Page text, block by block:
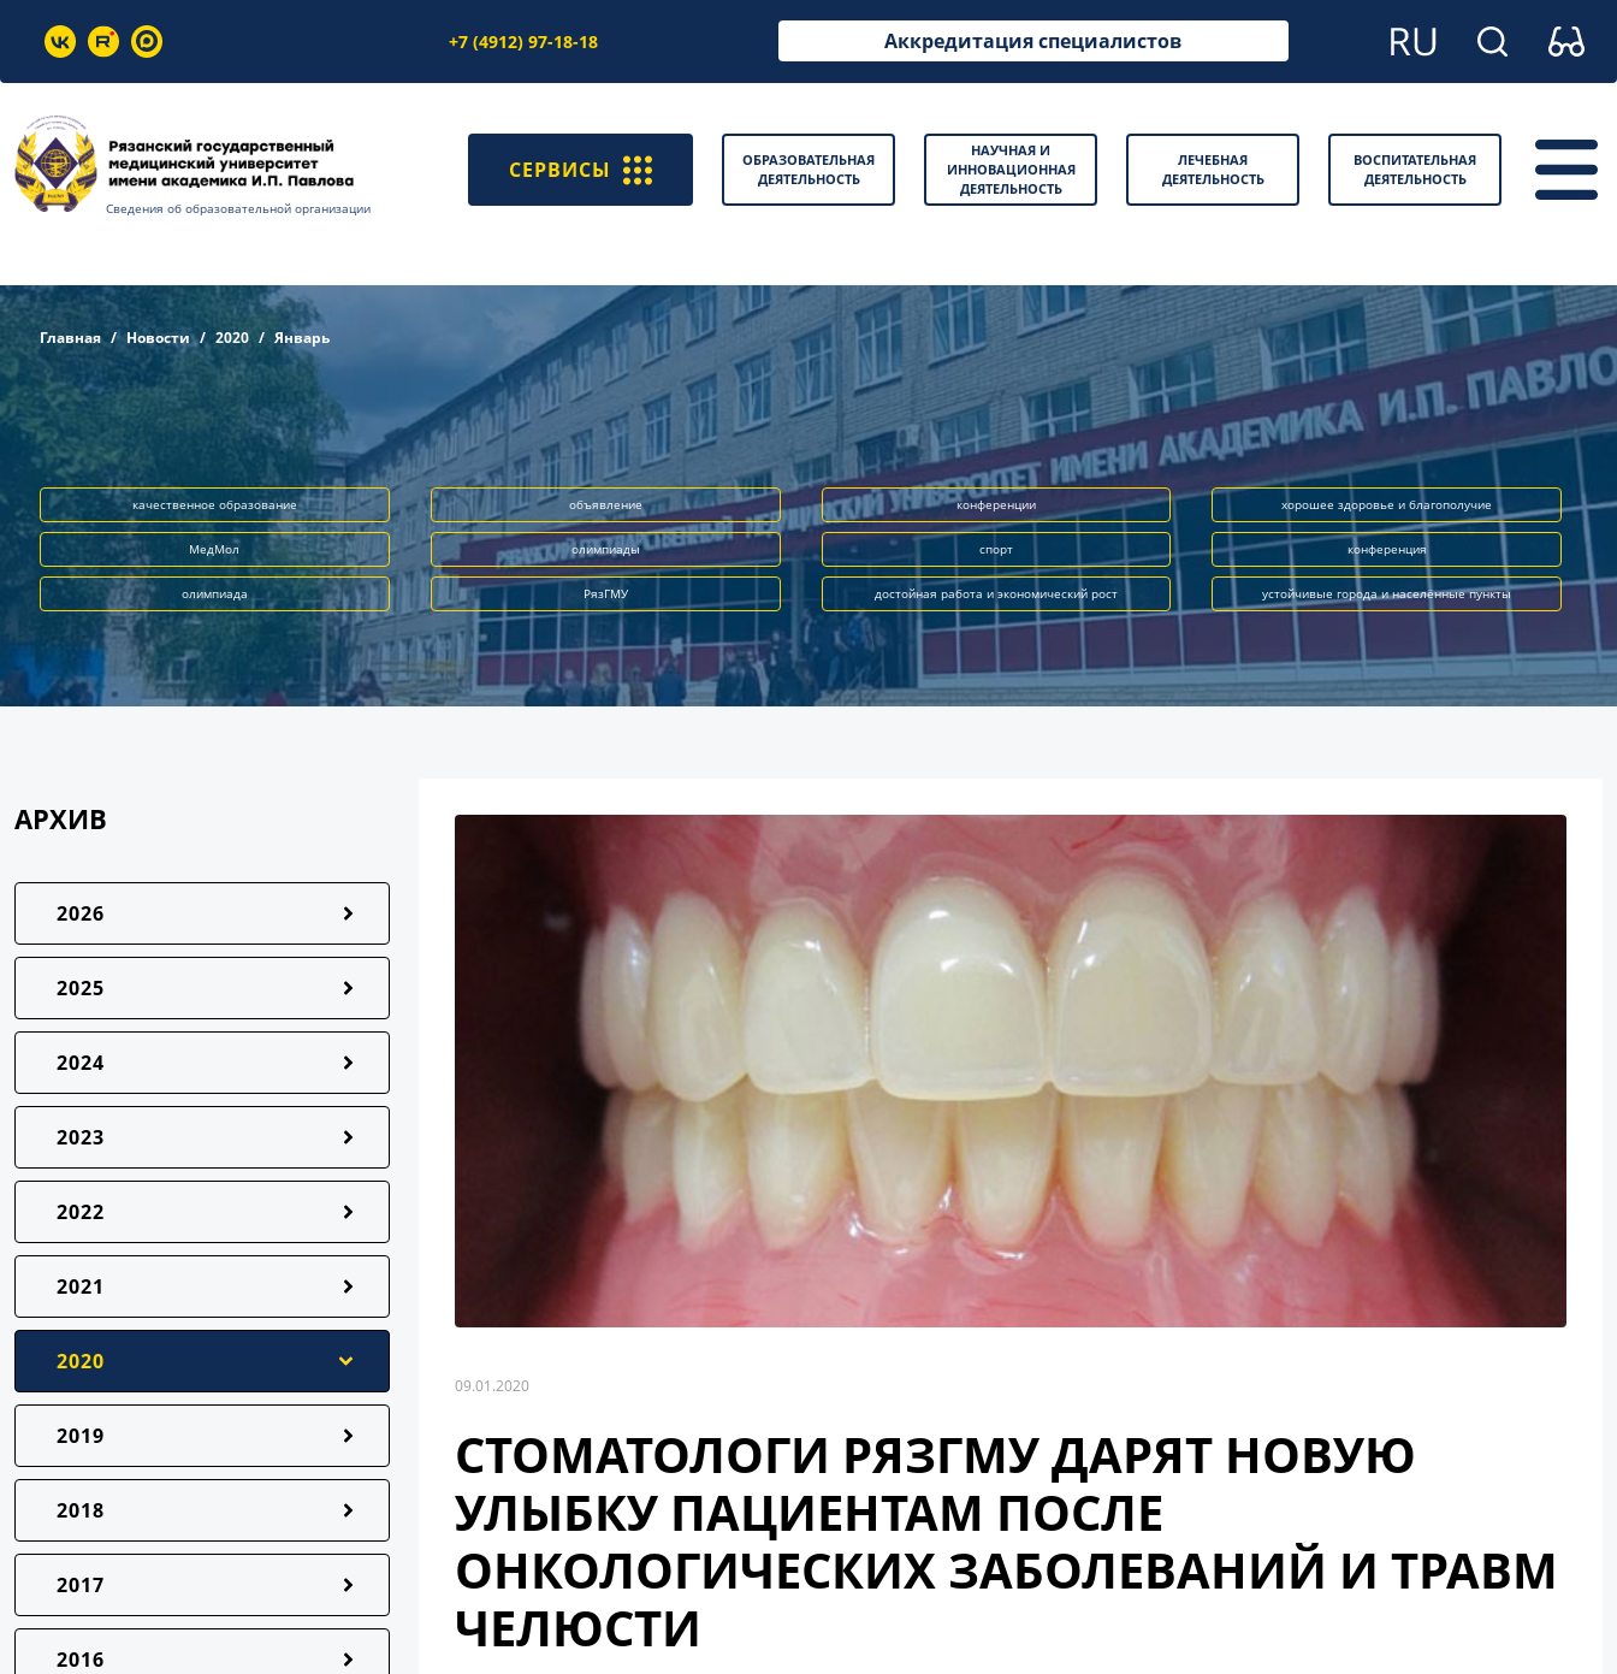
+7 (4912) 97-18-18 Аккредитация специалистов
Сведения об образовательной организации
СЕРВИСЫ
ОБРАЗОВАТЕЛЬНАЯ
ДЕЯТЕЛЬНОСТЬ
НАУЧНАЯ И
ИННОВАЦИОННАЯ
ДЕЯТЕЛЬНОСТЬ
ЛЕЧЕБНАЯ
ДЕЯТЕЛЬНОСТЬ
ВОСПИТАТЕЛЬНАЯ
ДЕЯТЕЛЬНОСТЬ
Главная Новости 2020 Январь
качественное образование объявление конференции хорошее здоровье и благополучие
МедМол олимпиады спорт конференция
олимпиада РязГМУ достойная работа и экономический рост устойчивые города и населённые пункты
АРХИВ
2026
2025
2024
2023
2022
2021
2020
2019
2018
2017
2016
09.01.2020
СТОМАТОЛОГИ РЯЗГМУ ДАРЯТ НОВУЮ
УЛЫБКУ ПАЦИЕНТАМ ПОСЛЕ
ОНКОЛОГИЧЕСКИХ ЗАБОЛЕВАНИЙ И ТРАВМ
ЧЕЛЮСТИ